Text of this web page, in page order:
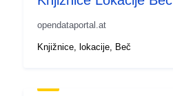
opendataportal.at
Knjižnice, lokacije, Beč